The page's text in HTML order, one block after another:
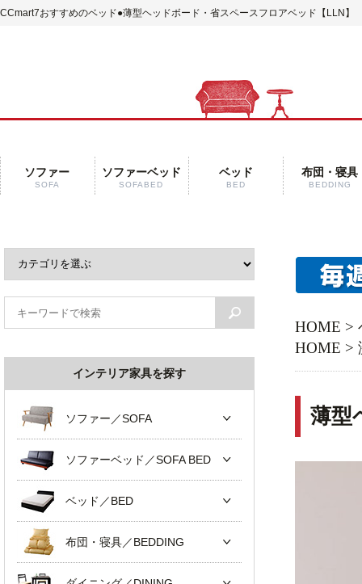
CCmart7おすすめのベッド●薄型ヘッドボード・省スペースフロアベッド【LLN】
ソファー
SOFA
ソファーベッド
SOFABED
ベッド
BED
布団・寝具
BEDDING
HOME >
HOME >
薄型
インテリア家具を探す
ソファー／SOFA
ソファーベッド／SOFA BED
ベッド／BED
布団・寝具／BEDDING